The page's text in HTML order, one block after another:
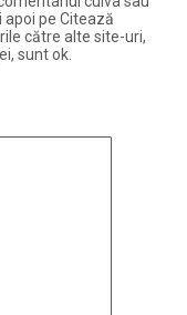
pe Citează
către alte site-uri,
sunt ok.